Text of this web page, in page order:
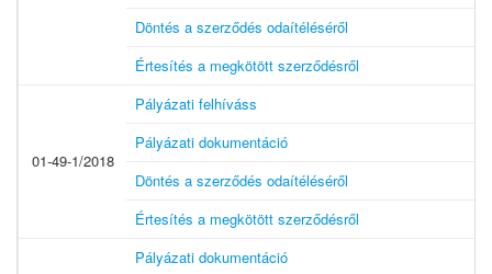
Döntés a szerződés odaítéléséről
Értesítés a megkötött szerződésről
01-49-1/2018
Pályázati felhíváss
Pályázati dokumentáció
Döntés a szerződés odaítéléséről
Értesítés a megkötött szerződésről
Pályázati dokumentáció